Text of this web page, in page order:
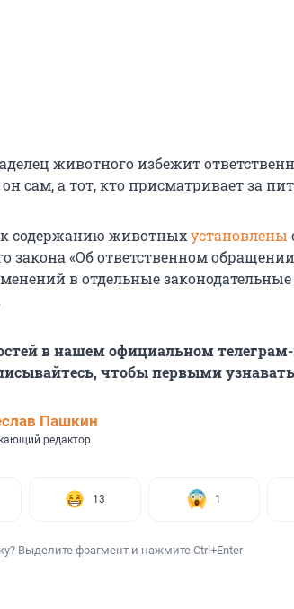
животного избежит
сам, а тот, кто присматривает за
содержанию животныхустановлены
закона «Об ответственном
в отдельные
в нашем официальном
чтобы первыми
Пашкин
редактор
13 1
Выделите фрагмент и нажмите Ctrl+Enter